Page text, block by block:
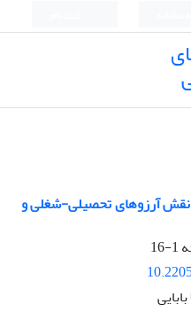
آرزوهای تحصیلی-شغلی و
1-16